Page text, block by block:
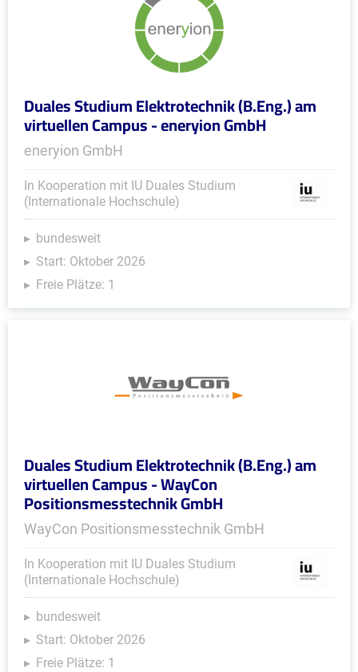
Duales Studium Elektrotechnik (B.Eng.) am
virtuellen Campus - eneryion GmbH
eneryion GmbH
In Kooperation mit IU Duales Studium
(Internationale Hochschule)
bundesweit
Start: Oktober 2026
Freie Plätze: 1
Duales Studium Elektrotechnik (B.Eng.) am
virtuellen Campus - WayCon
Positionsmesstechnik GmbH
WayCon Positionsmesstechnik GmbH
In Kooperation mit IU Duales Studium
(Internationale Hochschule)
bundesweit
Start: Oktober 2026
Freie Plätze: 1